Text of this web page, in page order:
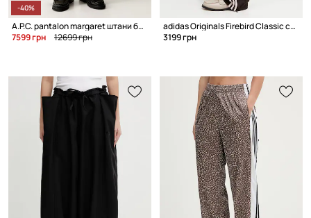
-40%
A.P.C. pantalon margaret штани бавовняні жіночі
7599 грн
12699 грн
adidas Originals Firebird Classic спортивні штани жіночі
3199 грн